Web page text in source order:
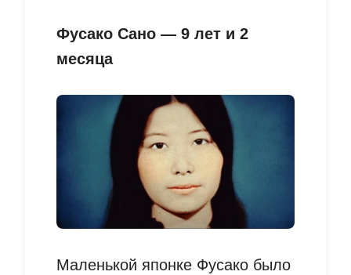
Фусако Сано — 9 лет и 2
месяца
Маленькой японке Фусако было